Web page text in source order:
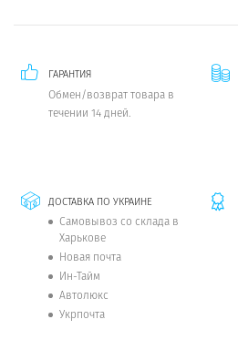
ГАРАНТИЯ
Обмен/возврат товара в
течении 14 дней.
ДОСТАВКА ПО УКРАИНЕ
Самовывоз со склада в
Харькове
Новая почта
Ин-Тайм
Автолюкс
Укрпочта